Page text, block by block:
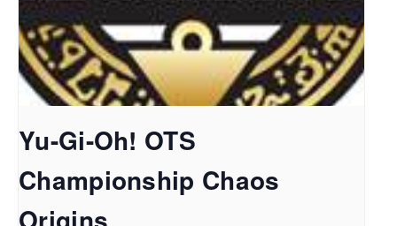
Yu-Gi-Oh! OTS
Championship Chaos